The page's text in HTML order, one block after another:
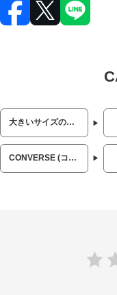
大きいサイズのメンズ服
CONVERSE (コンバース)